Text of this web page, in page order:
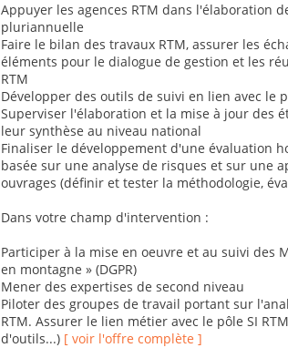
Appuyer les agences RTM dans l'élaboration
pluriannuelle
Faire le bilan des travaux RTM, assurer les
éléments pour le dialogue de gestion et les
RTM
Développer des outils de suivi en lien avec le
Superviser l'élaboration et la mise à jour des
leur synthèse au niveau national
Finaliser le développement d'une évaluation
basée sur une analyse de risques et sur une
ouvrages (définir et tester la méthodologie,
Dans votre champ d'intervention :
Participer à la mise en oeuvre et au suivi des
en montagne » (DGPR)
Mener des expertises de second niveau
Piloter des groupes de travail portant sur
RTM. Assurer le lien métier avec le pôle SI
d'outils...) [ voir l'offre complète ]